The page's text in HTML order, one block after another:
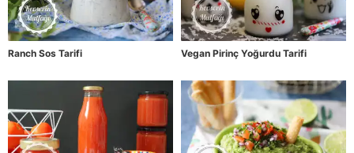
Ranch Sos Tarifi Vegan Pirinç Yoğurdu Tarifi